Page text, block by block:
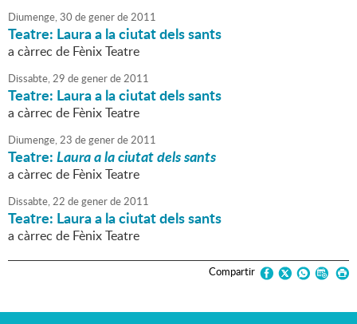
Diumenge,30 degenerde2011
Teatre: Laura a la ciutat dels sants
a càrrec de Fènix Teatre
Dissabte,29 degenerde2011
Teatre: Laura a la ciutat dels sants
a càrrec de Fènix Teatre
Diumenge,23 degenerde2011
Teatre:Laura a la ciutat dels sants
a càrrec de Fènix Teatre
Dissabte,22 degenerde2011
Teatre: Laura a la ciutat dels sants
a càrrec de Fènix Teatre
Compartir